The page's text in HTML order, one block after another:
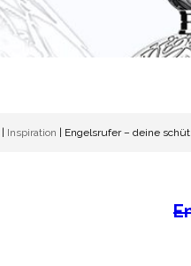
| Inspiration | Engelsrufer – deine